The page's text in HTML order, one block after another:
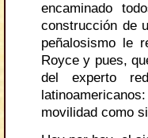
encaminado
construcción de
peñalosismo le
Royce y pues,
del experto
movilidad como